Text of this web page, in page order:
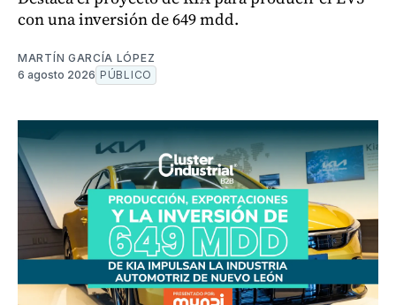
con una inversión de 649 mdd.
MARTÍN GARCÍA LÓPEZ
6 agosto 2026 PÚBLICO